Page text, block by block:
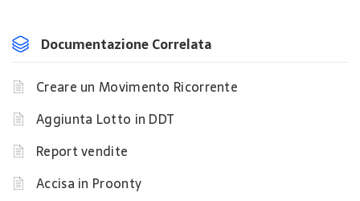
Documentazione Correlata
Creare un Movimento Ricorrente
Aggiunta Lotto in DDT
Report vendite
Accisa in Proonty